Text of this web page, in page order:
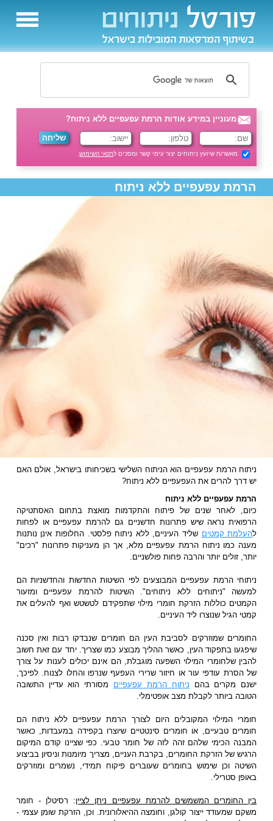
מעוניין במידע אודות הרמת עפעפיים ללא ניתוח?
מאשר/ת שיועץ ניתוחים יצור עימי קשר ומסכים לתנאי השימוש.
הרמת עפעפיים ללא ניתוח
ניתוח הרמת עפעפיים הוא הניתוח השלישי בשכיחותו בישראל, אולם האם
יש דרך להרים את העפעפיים ללא ניתוח?
הרמת עפעפיים ללא ניתוח
כיום, לאחר שנים של פיתוח והתקדמות מואצת בתחום האסתטיקה
הרפואית נראה שיש פתרונות חדשניים גם להרמת עפעפיים או לפחות
להעלמת קמטים שליד העיניים, ללא ניתוח פלסטי. החלופות אינן נותנות
מענה כמו ניתוח הרמת עפעפיים מלא, אך הן מעניקות פתרונות "רכים"
יותר, זולים יותר והרבה פחות פולשניים.
ניתוחי הרמת עפעפיים המבוצעים לפי השיטות החדשות והחדשניות הם
למעשה "ניתוחים ללא ניתוחים". השיטות להרמת עפעפיים ומזעור
הקמטים כוללות הזרקת חומרי מילוי שתפקידם לטשטש ואף להעלים את
קמטי הגיל שנוצרו ליד העיניים.
החומרים שמוזרקים לסביבת העין הם חומרים שנבדקו רבות ואין סכנה
שיפגעו בתפקוד העין, כאשר ההליך מבוצע כמו שצריך. יחד עם זאת חשוב
להבין שלחומרי המילוי השפעה מוגבלת, הם אינם יכולים לענות על צורך
של הסרת עודפי עור או חיזור שרירי העפעף שנרפו והחלו לצנוח. לפיכך,
ישנם מקרים בהם ניתוח הרמת עפעפיים מסורתי הוא עדיין התשובה
הטובה ביותר לקבלת מצב אופטימלי.
חומרי המילוי המקובלים היום לצורך הרמת עפעפיים ללא ניתוח הם
חומרים טבעיים, או חומרים סינטטיים שיוצרו בקפידה במעבדות, כאשר
המבנה הכימי שלהם זהה לזה של חומר טבעי. כפי שציינו קודם המיקום
הרגיש של הזרקת החומרים, בקרבת העניים, מצריך מיומנות וניסיון בביצוע
השיטה וכן שימוש בחומרים שעוברים פיקוח תמידי, נשמרים ומוזרקים
באופן סטרילי.
בין החומרים המשמשים להרמת עפעפיים ניתן לציין: רסיטלן - חומר
משקם שמעודד ייצור קולגן, וחומצה ההיאלורונית. וכן, הזרקת שומן עצמי -